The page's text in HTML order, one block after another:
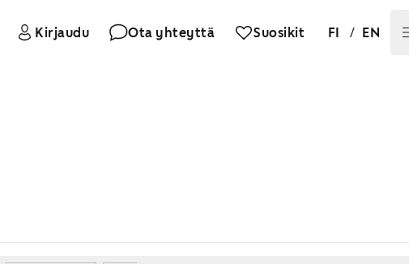
Kirjaudu Ota yhteyttä Suosikit FI / EN